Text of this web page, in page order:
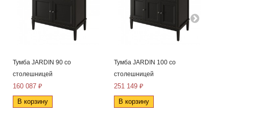
Тумба JARDIN 90 со
столешницей
160 087 ₽
В корзину
Тумба JARDIN 100 со
столешницей
251 149 ₽
В корзину